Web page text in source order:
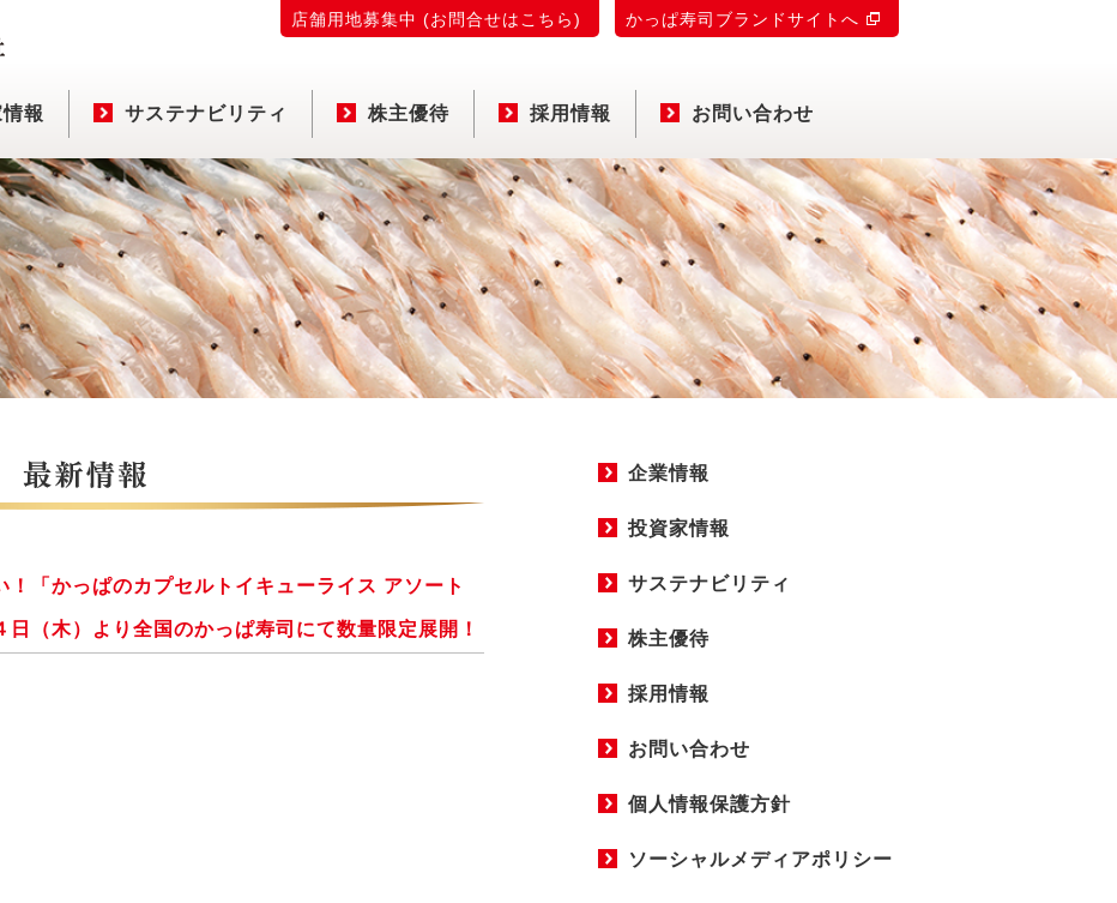
報 サステナビリティ 株主優待 採用情報 お問い合わせ
店舗用地募集中 (お問合せはこちら) かっぱ寿司ブランドサイトへ
「かっぱのカプセルトイキューライス アソート
（木）より全国のかっぱ寿司にて数量限定展開！
企業情報
投資家情報
サステナビリティ
株主優待
採用情報
お問い合わせ
個人情報保護方針
ソーシャルメディアポリシー